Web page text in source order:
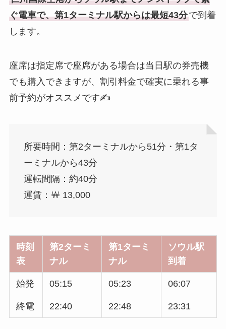
ぐ電車で、第1ターミナル駅からは最短43分で到着
します。
座席は指定席で座席がある場合は当日駅の券売機
でも購入できますが、割引料金で確実に乗れる事
前予約がオススメです✍️
所要時間：第2ターミナルから51分・第1タ
ーミナルから43分
運転間隔：約40分
運賃：￦ 13,000
時刻
表
第2ターミ
ナル
第1ターミ
ナル
ソウル駅
到着
始発 05:15 05:23 06:07
終電 22:40 22:48 23:31